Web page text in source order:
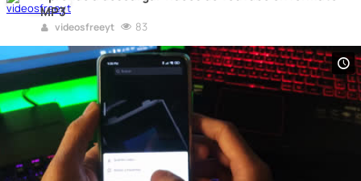
MP3
videosfreeyt 83